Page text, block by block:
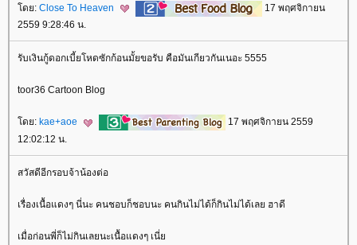
ดย: Close To Heaven
17 พฤศจิกายน
2559 9:28:46 น.
รับเงินกู้ดอกเบี้ยโหดซักก้อนมั้ยขอรับ คือมันเกียวกันเนอะ 5555
toor36 Cartoon Blog
ดย: kae+aoe
17 พฤศจิกายน 2559
12:02:12 น.
สวัสดีอีกรอบจ้าน้องต่อ
เรื่องเนื้อแดงๆ นี่นะ คนชอบก็ชอบนะ คนกินไม่ได้ก็กินไม่ได้เลย ฮาดี
เมื่อก่อนพี่ก็ไม่กินเลยนะเนื้อแดงๆ เนี่